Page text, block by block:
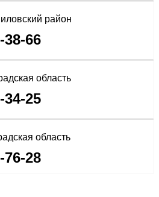
район
38-66
область
34-25
область
76-28